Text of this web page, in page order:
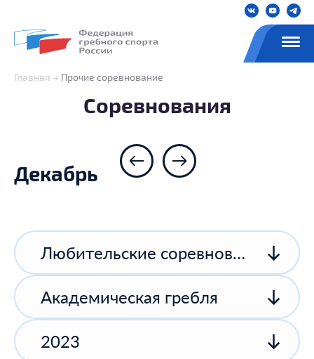
Главная Прочие соревнование
Соревнования
Декабрь
Любительские соревнования
Академическая гребля
2023